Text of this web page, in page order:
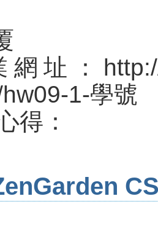
址：http://
1-學號
得：